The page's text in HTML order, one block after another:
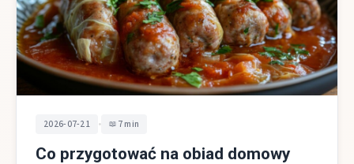
2026-07-21 • 7 min
Co przygotować na obiad domowy